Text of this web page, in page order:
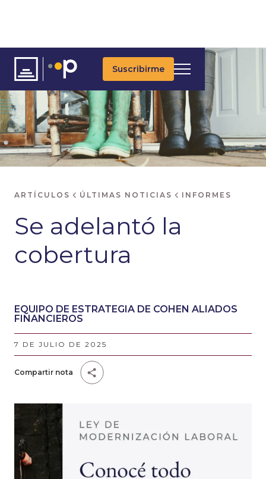
Suscribirme
ARTÍCULOS ÚLTIMAS NOTICIAS INFORMES
Se adelantó la
cobertura
EQUIPO DE ESTRATEGIA DE COHEN ALIADOS
FINANCIEROS
7 DE JULIO DE 2025
Compartir nota